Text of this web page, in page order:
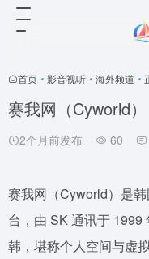
首页 • 影音视听 • 海外频道 •
赛我网（Cyworld）
2个月前发布 60
赛我网（Cyworld）是
台，由 SK 通讯于 1999
韩，堪称个人空间与虚